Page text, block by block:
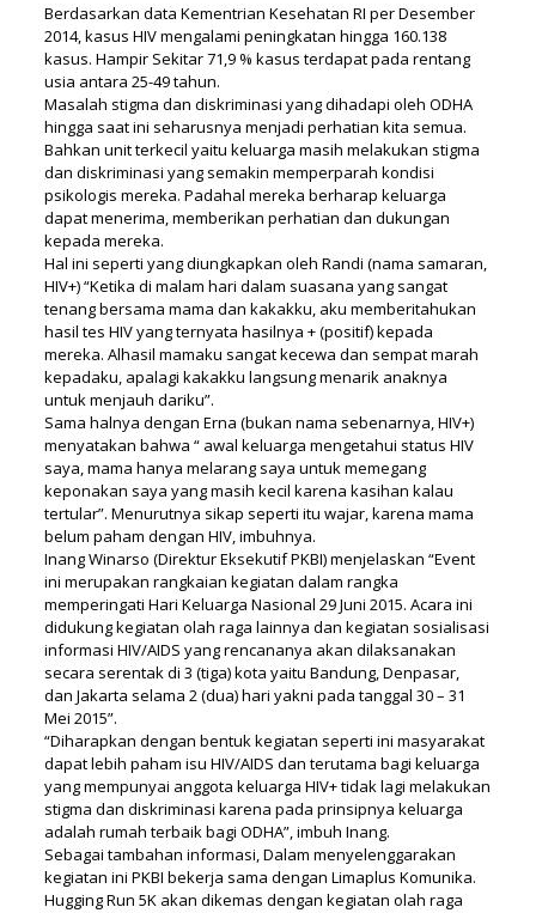
Berdasarkan data Kementrian Kesehatan RI per Desember
2014, kasus HIV mengalami peningkatan hingga 160.138
kasus. Hampir Sekitar 71,9 % kasus terdapat pada rentang
usia antara 25-49 tahun.
Masalah stigma dan diskriminasi yang dihadapi oleh ODHA
hingga saat ini seharusnya menjadi perhatian kita semua.
Bahkan unit terkecil yaitu keluarga masih melakukan stigma
dan diskriminasi yang semakin memperparah kondisi
psikologis mereka. Padahal mereka berharap keluarga
dapat menerima, memberikan perhatian dan dukungan
kepada mereka.
Hal ini seperti yang diungkapkan oleh Randi (nama samaran,
HIV+) “Ketika di malam hari dalam suasana yang sangat
tenang bersama mama dan kakakku, aku memberitahukan
hasil tes HIV yang ternyata hasilnya + (positif) kepada
mereka. Alhasil mamaku sangat kecewa dan sempat marah
kepadaku, apalagi kakakku langsung menarik anaknya
untuk menjauh dariku”.
Sama halnya dengan Erna (bukan nama sebenarnya, HIV+)
menyatakan bahwa “ awal keluarga mengetahui status HIV
saya, mama hanya melarang saya untuk memegang
keponakan saya yang masih kecil karena kasihan kalau
tertular”. Menurutnya sikap seperti itu wajar, karena mama
belum paham dengan HIV, imbuhnya.
Inang Winarso (Direktur Eksekutif PKBI) menjelaskan “Event
ini merupakan rangkaian kegiatan dalam rangka
memperingati Hari Keluarga Nasional 29 Juni 2015. Acara ini
didukung kegiatan olah raga lainnya dan kegiatan sosialisasi
informasi HIV/AIDS yang rencananya akan dilaksanakan
secara serentak di 3 (tiga) kota yaitu Bandung, Denpasar,
dan Jakarta selama 2 (dua) hari yakni pada tanggal 30 – 31
Mei 2015”.
“Diharapkan dengan bentuk kegiatan seperti ini masyarakat
dapat lebih paham isu HIV/AIDS dan terutama bagi keluarga
yang mempunyai anggota keluarga HIV+ tidak lagi melakukan
stigma dan diskriminasi karena pada prinsipnya keluarga
adalah rumah terbaik bagi ODHA”, imbuh Inang.
Sebagai tambahan informasi, Dalam menyelenggarakan
kegiatan ini PKBI bekerja sama dengan Limaplus Komunika.
Hugging Run 5K akan dikemas dengan kegiatan olah raga